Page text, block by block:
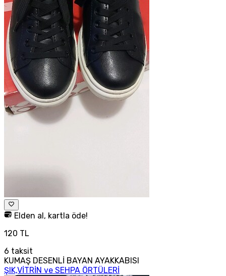
Elden al, kartla öde!
120 TL
6 taksit
KUMAŞ DESENLİ BAYAN AYAKKABISI
ŞIK,VİTRİN ve SEHPA ÖRTÜLERİ